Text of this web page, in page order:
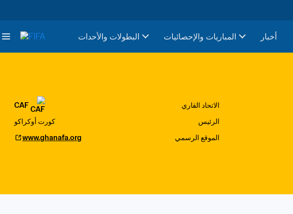
البطولات والأحدات المباريات والإحصائيات أخبار
الاتحاد القاري
CAF
الرئيس
كورت أوكراكو
الموقع الرسمي
www.ghanafa.org